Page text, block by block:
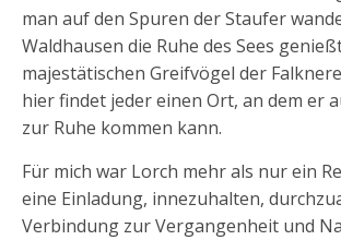
man auf den Spuren der Staufer
Waldhausen die Ruhe des Sees
majestätischen Greifvögel der
hier findet jeder einen Ort, an dem er
zur Ruhe kommen kann.
Für mich war Lorch mehr als nur ein
eine Einladung, innezuhalten,
Verbindung zur Vergangenheit und